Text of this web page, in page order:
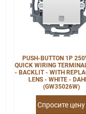
PUSH-BUTTON 1P
QUICK WIRING
- BACKLIT - WITH
LENS - WHITE -
(GW35026W)
Спросите цену